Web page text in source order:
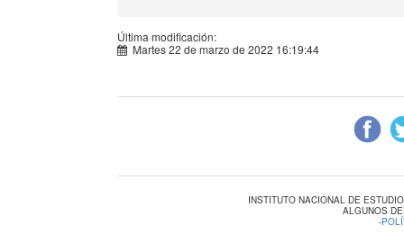
Última modificación:
Martes 22 de marzo de 2022 16:19:44
INSTITUTO NACIONAL DE
ALGUNOS
-